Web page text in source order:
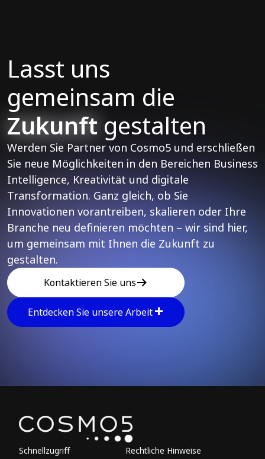
Lasst uns
gemeinsam die
Zukunft gestalten
Werden Sie Partner von Cosmo5 und erschließen
Sie neue Möglichkeiten in den Bereichen Business
Intelligence, Kreativität und digitale
Transformation. Ganz gleich, ob Sie
Innovationen vorantreiben, skalieren oder Ihre
Branche neu definieren möchten – wir sind hier,
um gemeinsam mit Ihnen die Zukunft zu
gestalten.
Kontaktieren Sie uns
Entdecken Sie unsere Arbeit
Explore other parts of
Schnellzugriff Rechtliche Hinweise